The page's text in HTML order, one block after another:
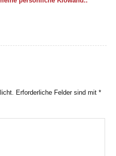
Erforderliche Felder sind mit*